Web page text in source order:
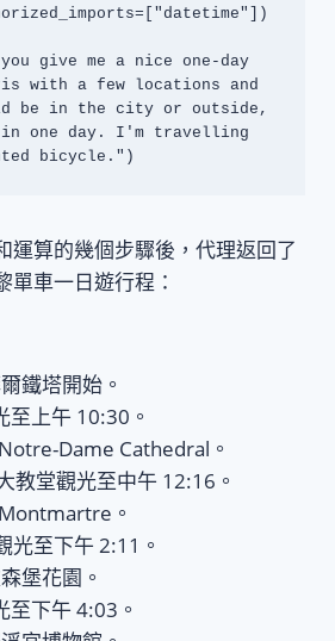
give me a nice one-day
with a few locations and
be in the city or outside,
one day. I'm travelling
運算的幾個步驟後，代理返回了
單車一日遊行程：
鐵塔開始。
上午 10:30。
Dame Cathedral。
教堂觀光至中午 12:16。
。
至下午 2:11。
堡花園。
至下午 4:03。